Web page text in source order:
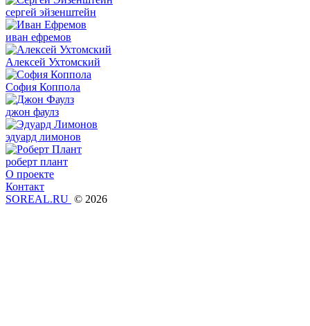
сергей эйзенштейн
иван ефремов
Алексей Ухтомский
София Коппола
джон фаулз
эдуард лимонов
роберт плант
О проекте
Контакт
SOREAL.RU © 2026